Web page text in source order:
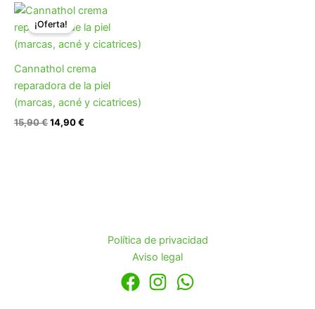
¡Oferta!
Cannathol crema
reparadora de la piel
(marcas, acné y cicatrices)
15,90€
El
precio
original
era:
14,90€
El
actual
es:
Política de privacidad
Aviso legal